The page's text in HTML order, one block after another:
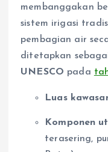
membanggakan
sistem irigasi
pembagian air
ditetapkan
UNESCO pada
Luas
Komponen
terasering,